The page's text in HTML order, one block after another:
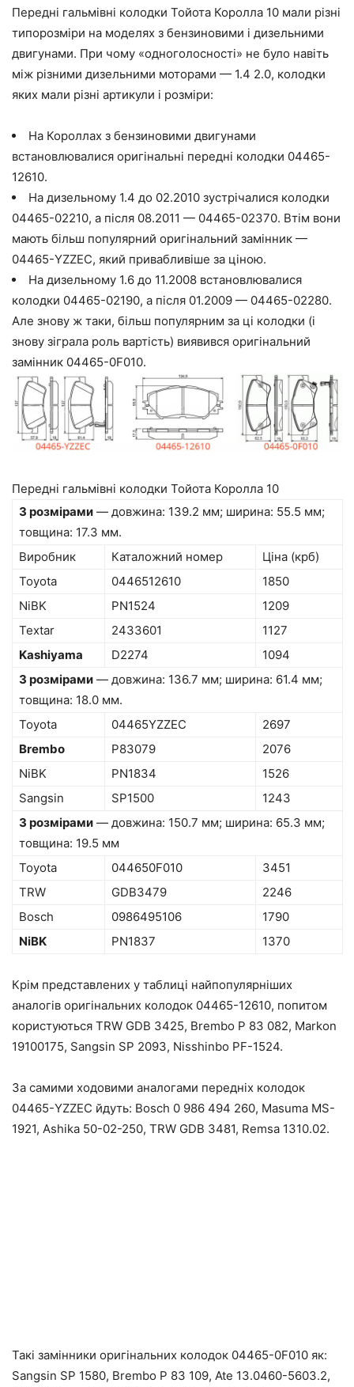
Передні гальмівні колодки Тойота Королла 10 мали різні
типорозміри на моделях з бензиновими і дизельними
двигунами. При чому «одноголосності» не було навіть
між різними дизельними моторами — 1.4 2.0, колодки
яких мали різні артикули і розміри:
На Короллах з бензиновими двигунами
встановлювалися оригінальні передні колодки 04465-
12610.
На дизельному 1.4 до 02.2010 зустрічалися колодки
04465-02210, а після 08.2011 — 04465-02370. Втім вони
мають більш популярний оригінальний замінник —
04465-YZZEC, який привабливіше за ціною.
На дизельному 1.6 до 11.2008 встановлювалися
колодки 04465-02190, а після 01.2009 — 04465-02280.
Але знову ж таки, більш популярним за ці колодки (і
знову зіграла роль вартість) виявився оригінальний
замінник 04465-0F010.
Передні гальмівні колодки Тойота Королла 10
З розмірами — довжина: 139.2 мм; ширина: 55.5 мм;
товщина: 17.3 мм.
Виробник
Каталожний номер
Ціна (крб)
Toyota
0446512610
1850
NiBK
PN1524
1209
Textar
2433601
1127
Kashiyama
D2274
1094
З розмірами — довжина: 136.7 мм; ширина: 61.4 мм;
товщина: 18.0 мм.
Toyota
04465YZZEC
2697
Brembo
P83079
2076
NiBK
PN1834
1526
Sangsin
SP1500
1243
З розмірами — довжина: 150.7 мм; ширина: 65.3 мм;
товщина: 19.5 мм
Toyota
044650F010
3451
TRW
GDB3479
2246
Bosch
0986495106
1790
NiBK
PN1837 1370
Крім представлених у таблиці найпопулярніших
аналогів оригінальних колодок 04465-12610, попитом
користуються TRW GDB 3425, Brembo P 83 082, Markon
19100175, Sangsin SP 2093, Nisshinbo PF-1524.
За самими ходовими аналогами передніх колодок
04465-YZZEC йдуть: Bosch 0 986 494 260, Masuma MS-
1921, Ashika 50-02-250, TRW GDB 3481, Remsa 1310.02.
Такі замінники оригінальних колодок 04465-0F010 як:
Sangsin SP 1580, Brembo P 83 109, Ate 13.0460-5603.2,